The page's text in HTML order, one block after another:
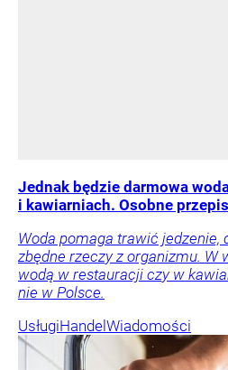
Jednak będzie darmowa
i kawiarniach. Osobne
Woda pomaga trawić jedzenie,
zbędne rzeczy z organizmu. W
wodą w restauracji czy w
nie w Polsce.
UsługiHandel Wiadomości